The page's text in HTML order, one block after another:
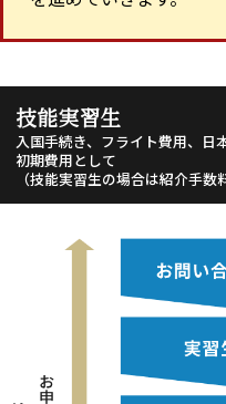
技能実習生
入国手続き、フライト費用、日
初期費用として
（技能実習生の場合は紹介手数